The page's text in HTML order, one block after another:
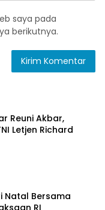
saya pada
berikutnya.
Reuni Akbar,
Letjen Richard
Natal Bersama